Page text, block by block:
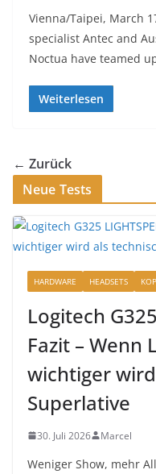
Vienna/Taipei, March
specialist Antec and
Noctua have teamed
Weiterlesen
← Zurück
Neue Tests
HARDWARE HEADSETS
Logitech
Fazit – Wenn
wichtiger
Superlative
30. Juli 2026 Marcel
Weniger Show, mehr